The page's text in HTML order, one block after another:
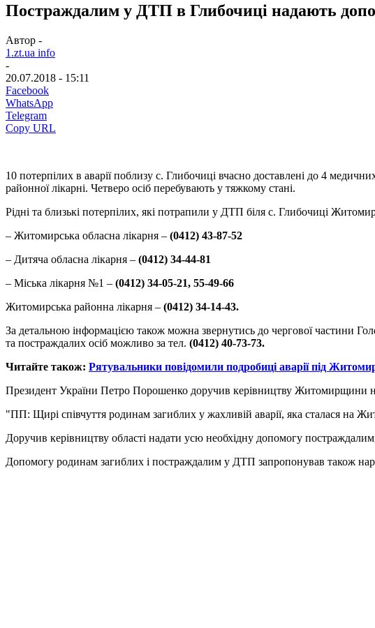
Постраждалим у ДТП в Глибочиці надають
Автор -
1.zt.ua info
-
20.07.2018 - 15:11
Facebook
WhatsApp
Telegram
Copy URL
10 потерпілих в аварії поблизу с. Глибочиці вчасно доставлені до 4
районної лікарні. Четверо осіб перебувають у тяжкому стані.
Рідні та близькі потерпілих, які потрапили у ДТП біля с. Глибочиці
– Житомирська обласна лікарня – (0412) 43-87-52
– Дитяча обласна лікарня – (0412) 34-44-81
– Міська лікарня №1 – (0412) 34-05-21, 55-49-66
Житомирська районна лікарня – (0412) 34-14-43.
За детальною інформацією також можна звернутись до чергової частини
та постраждалих осіб можливо за тел. (0412) 40-73-73.
Читайте також: Рятувальники повідомили подробиці аварії під
Президент України Петро Порошенко доручив керівництву Житомирщини
"ПП: Щирі співчуття родинам загиблих у жахливій аварії, яка сталася на
Доручив керівництву області надати усю необхідну допомогу
Допомогу родинам загиблих і постраждалим у ДТП запропонував також